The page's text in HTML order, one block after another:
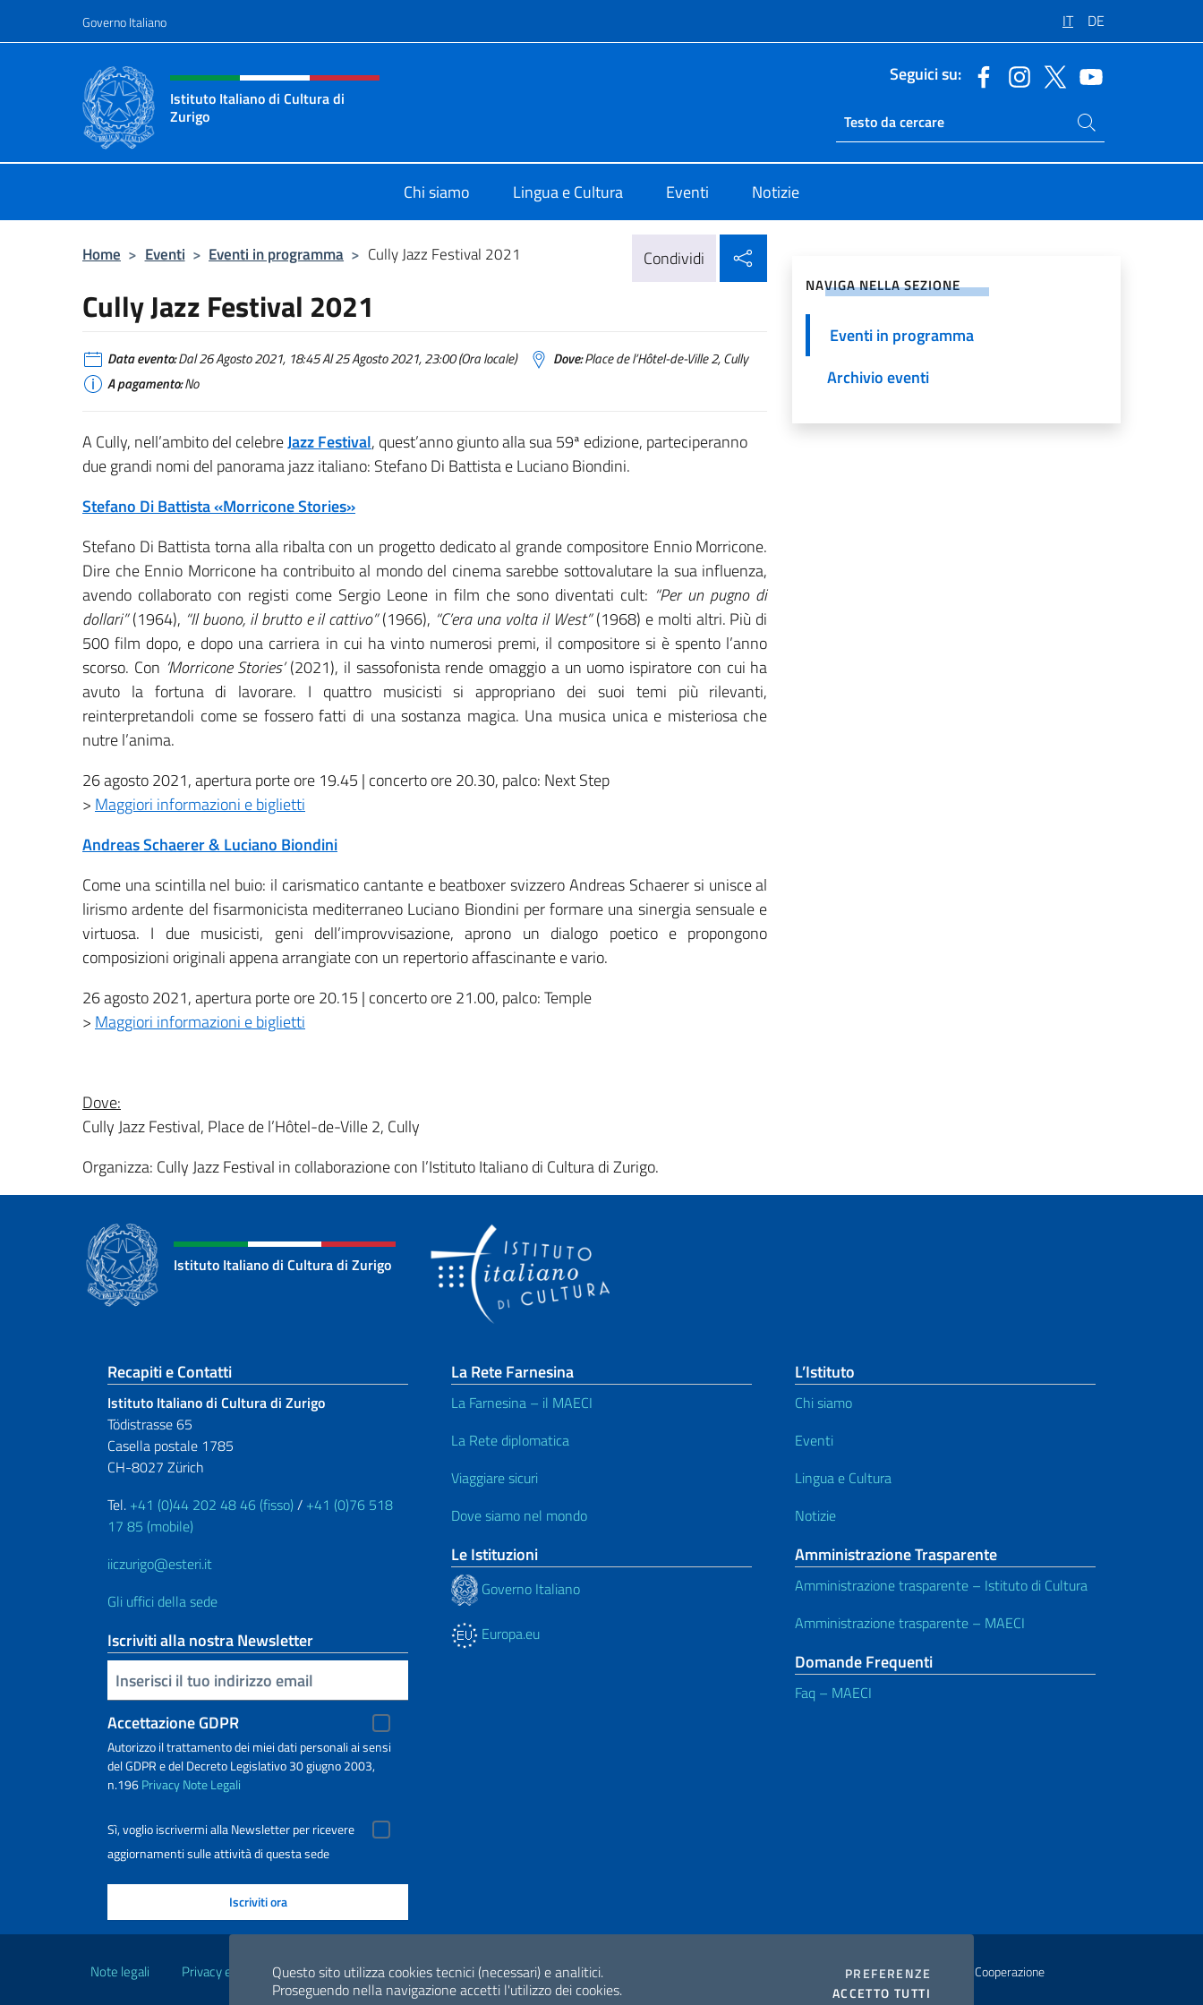
Questo sito utilizza cookies tecnici (necessari) e analitici.
Proseguendo nella navigazione accetti l'utilizzo dei cookies.
PREFERENZE COOKIES
ACCETTO TUTTI
Governo Italiano IT DE
Intestazione sito, social e menù
Istituto Italiano di Cultura di
Zurigo
Seguici su:
Ricerca sito live
Cerca nel sito
Chi siamo Lingua e Cultura Eventi Notizie
Home > Eventi > Eventi in programma > Cully Jazz Festival 2021 Condividi
Cully Jazz Festival 2021
Data evento:Dal 26 Agosto 2021, 18:45 Al 25 Agosto 2021, 23:00 (Ora locale) Dove:Place de l’Hôtel-de-Ville 2, Cully
A pagamento:No
A Cully, nell’ambito del celebreJazz Festival, quest’anno giunto alla sua 59ª edizione, parteciperanno
due grandi nomi del panorama jazz italiano: Stefano Di Battista e Luciano Biondini.
Stefano Di Battista «Morricone Stories»
Stefano Di Battista torna alla ribalta con un progetto dedicato al grande compositore Ennio Morricone.
Dire che Ennio Morricone ha contribuito al mondo del cinema sarebbe sottovalutare la sua influenza,
avendo collaborato con registi come Sergio Leone in film che sono diventati cult: “Per un pugno di
dollari”(1964), “Il buono, il brutto e il cattivo”(1966), “C’era una volta il West”(1968) e molti altri. Più di
500 film dopo, e dopo una carriera in cui ha vinto numerosi premi, il compositore si è spento l’anno
scorso. Con ‘Morricone Stories’(2021), il sassofonista rende omaggio a un uomo ispiratore con cui ha
avuto la fortuna di lavorare. I quattro musicisti si appropriano dei suoi temi più rilevanti,
reinterpretandoli come se fossero fatti di una sostanza magica. Una musica unica e misteriosa che
nutre l’anima.
26 agosto 2021, apertura porte ore 19.45 | concerto ore 20.30, palco: Next Step
> Maggiori informazioni e biglietti
Andreas Schaerer & Luciano Biondini
Come una scintilla nel buio: il carismatico cantante e beatboxer svizzero Andreas Schaerer si unisce al
lirismo ardente del fisarmonicista mediterraneo Luciano Biondini per formare una sinergia sensuale e
virtuosa. I due musicisti, geni dell’improvvisazione, aprono un dialogo poetico e propongono
composizioni originali appena arrangiate con un repertorio affascinante e vario.
26 agosto 2021, apertura porte ore 20.15 | concerto ore 21.00, palco: Temple
> Maggiori informazioni e biglietti
Dove:
Cully Jazz Festival, Place de l’Hôtel-de-Ville 2, Cully
Organizza: Cully Jazz Festival in collaborazione con l’Istituto Italiano di Cultura di Zurigo.
NAVIGA NELLA SEZIONE
Eventi in programma
Archivio eventi
Istituto Italiano di Cultura di Zurigo
Sezione footer
Recapiti e Contatti
Istituto Italiano di Cultura di Zurigo
Tödistrasse 65
Casella postale 1785
CH-8027 Zürich
Tel. +41 (0)44 202 48 46 (fisso) / +41 (0)76 518
17 85 (mobile)
iiczurigo@esteri.it
Gli uffici della sede
Iscriviti alla nostra Newsletter
Inserisci la tua email
Accettazione GDPR
Autorizzo il trattamento dei miei dati personali ai sensi
del GDPR e del Decreto Legislativo 30 giugno 2003,
n.196PrivacyNote Legali
Sì, voglio iscrivermi alla Newsletter per ricevere
aggiornamenti sulle attività di questa sede
La Rete Farnesina
La Farnesina – il MAECI
La Rete diplomatica
Viaggiare sicuri
Dove siamo nel mondo
Le Istituzioni
Governo Italiano
Europa.eu
L’Istituto
Chi siamo
Eventi
Lingua e Cultura
Notizie
Amministrazione Trasparente
Amministrazione trasparente – Istituto di Cultura
Amministrazione trasparente – MAECI
Domande Frequenti
Faq – MAECI
Note legali Privacy e cookie policy Dichiarazione di accessibilità
2026 Copyright Ministero degli Affari Esteri e della Cooperazione